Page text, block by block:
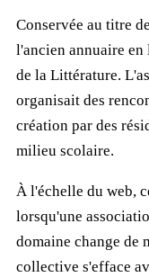
Conservée au titre
l'ancien annuaire
de la Littérature.
organisait des
création par des
milieu scolaire.
À l'échelle du web,
lorsqu'une
domaine change de
collective s'efface